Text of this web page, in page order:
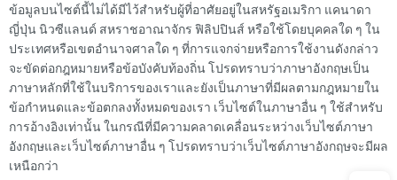
ข้อมูลบนไซต์นี้ไม่ได้มีไว้สำหรับผู้ที่อาศัยอยู่ในสหรัฐอเมริกา แคนาดา
ญี่ปุ่น นิวซีแลนด์ สหราชอาณาจักร ฟิลิปปินส์ หรือใช้โดยบุคคลใด ๆ ใน
ประเทศหรือเขตอำนาจศาลใด ๆ ที่การแจกจ่ายหรือการใช้งานดังกล่าว
จะขัดต่อกฎหมายหรือข้อบังคับท้องถิ่น โปรดทราบว่าภาษาอังกฤษเป็น
ภาษาหลักที่ใช้ในบริการของเราและยังเป็นภาษาที่มีผลตามกฎหมายใน
ข้อกำหนดและข้อตกลงทั้งหมดของเรา เว็บไซต์ในภาษาอื่น ๆ ใช้สำหรับ
การอ้างอิงเท่านั้น ในกรณีที่มีความคลาดเคลื่อนระหว่างเว็บไซต์ภาษา
อังกฤษและเว็บไซต์ภาษาอื่น ๆ โปรดทราบว่าเว็บไซต์ภาษาอังกฤษจะมีผล
เหนือกว่า